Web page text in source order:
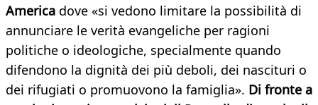
America dove «si vedono limitare la possibilità di
annunciare le verità evangeliche per ragioni
politiche o ideologiche, specialmente quando
difendono la dignità dei più deboli, dei nascituri o
dei rifugiati o promuovono la famiglia». Di fronte a